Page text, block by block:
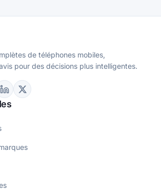
de téléphones mobiles,
pour des décisions plus intelligentes.